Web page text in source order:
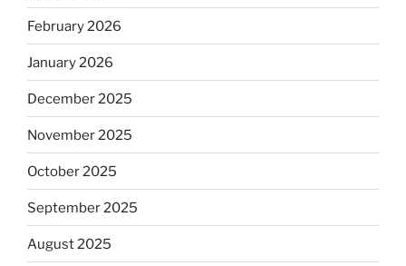
February 2026
January 2026
December 2025
November 2025
October 2025
September 2025
August 2025